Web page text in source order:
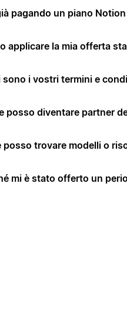
pagando un piano
applicare la mia offerta
sono i vostri termini e
posso diventare partner
posso trovare modelli o
mi è stato offerto un